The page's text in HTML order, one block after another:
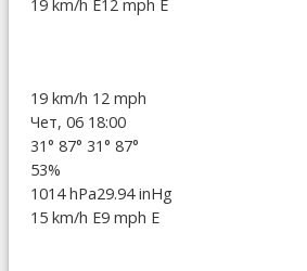
19 km/h E12 mph E
19 km/h 12 mph
Чет, 06 18:00
31° 87° 31° 87°
53%
1014 hPa29.94 inHg
15 km/h E9 mph E